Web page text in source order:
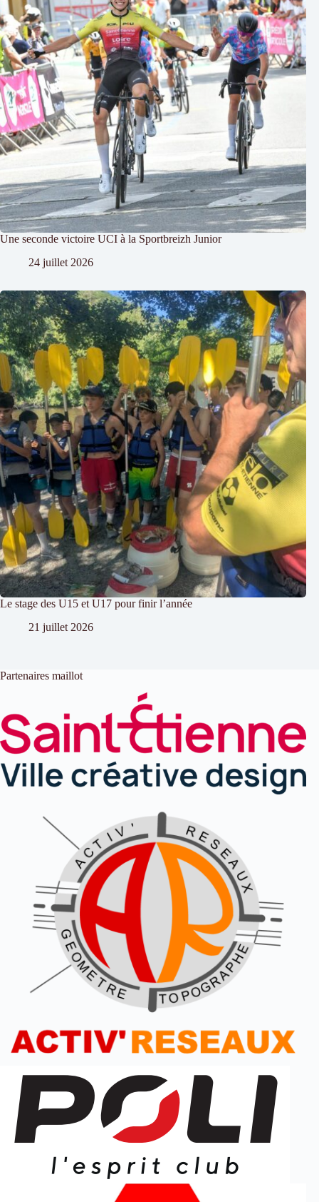
Une seconde victoire UCI à la Sportbreizh Junior
24 juillet 2026
Le stage des U15 et U17 pour finir l’année
21 juillet 2026
Partenaires maillot